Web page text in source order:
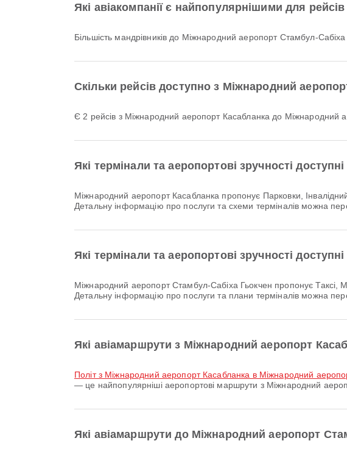
Які авіакомпанії є найпопулярнішими для
Більшість мандрівників до Міжнародний аеропорт Стамбул-
Скільки рейсів доступно з Міжнародний
Є 2 рейсів з Міжнародний аеропорт Касабланка до Міжнародний
Які термінали та аеропортові зручності
Міжнародний аеропорт Касабланка пропонує Парковки, Інвалідний візок, Зона для куріння та багато інших зручностей, щоб зробити вашу поїздку комфортнішою.
Детальну інформацію про послуги та схеми терміналів можна
Які термінали та аеропортові зручності
Міжнародний аеропорт Стамбул-Сабіха Гьокчен пропонує Таксі, Молитовна кімната, Інвалідний візок та багато інших зручностей, щоб покращити вашу подорож.
Детальну інформацію про послуги та плани терміналів можна
Які авіамаршрути з Міжнародний аеропорт
політ з Міжнародний аеропорт Касабланка в Міжнародний
— це найпопулярніші аеропортові маршрути з Міжнародний
Які авіамаршрути до Міжнародний аеропорт